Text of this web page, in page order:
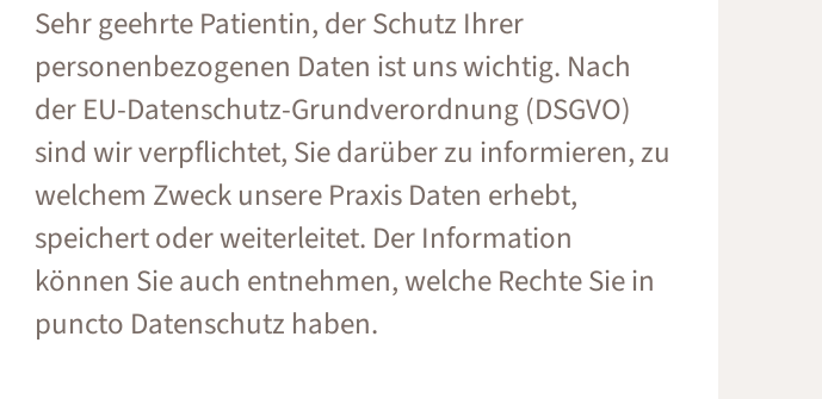
Sehr geehrte Patientin, der Schutz Ihrer
personenbezogenen Daten ist uns wichtig. Nach
der EU-Datenschutz-Grundverordnung (DSGVO)
sind wir verpflichtet, Sie darüber zu informieren, zu
welchem Zweck unsere Praxis Daten erhebt,
speichert oder weiterleitet. Der Information
können Sie auch entnehmen, welche Rechte Sie in
puncto Datenschutz haben.